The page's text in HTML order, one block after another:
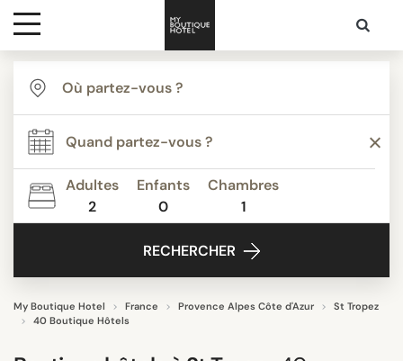
Destinations
Inspiration
Media
Adultes
2
Enfants
0
Chambres
1
RECHERCHER
My Boutique Hotel France Provence Alpes Côte d'Azur
St Tropez
40 Boutique Hôtels
TYPE
THÈME
ÉTOILES